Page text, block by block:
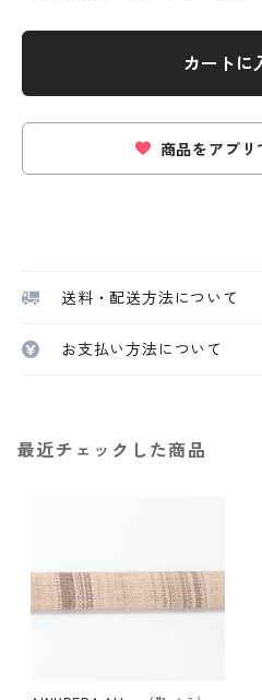
カートに
商品をアプリ
送料・配送方法について
お支払い方法について
最近チェックした商品